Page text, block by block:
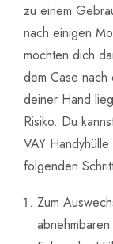
zu einem
nach einigen
möchten dich
dem Case
deiner Hand
Risiko. Du
VAY
folgenden
Zum